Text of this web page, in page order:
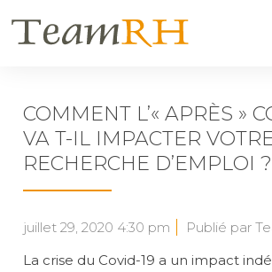
COMMENT L’« APRÈS »
VA T-IL IMPACTER
RECHERCHE D’EMPLOI ?
juillet 29, 2020 4:30 pm
Publié par
La crise du Covid-19 a un impact